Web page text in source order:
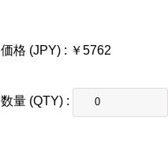
価格 (JPY) : ￥5762
数量 (QTY) :